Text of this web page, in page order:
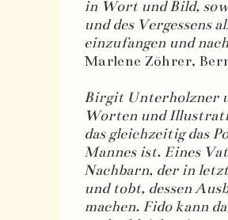
in Wort und Bild,
und des Vergessens
einzufangen und
Marlene Zöhrer,
Birgit Unterholzner
Worten und
das gleichzeitig das
Mannes ist. Eines
Nachbarn, der in
und tobt, dessen
machen. Fido kann